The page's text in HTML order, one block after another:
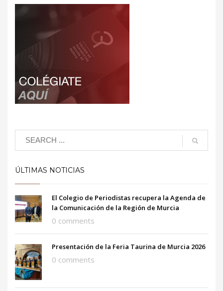
ÚLTIMAS NOTICIAS
El Colegio de Periodistas recupera la Agenda de
la Comunicación de la Región de Murcia
0 comments
Presentación de la Feria Taurina de Murcia 2026
0 comments